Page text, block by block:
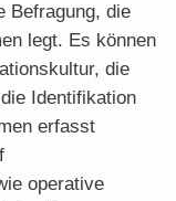
Befragung, die
legt. Es können
die
Identifikation
erfasst
operative